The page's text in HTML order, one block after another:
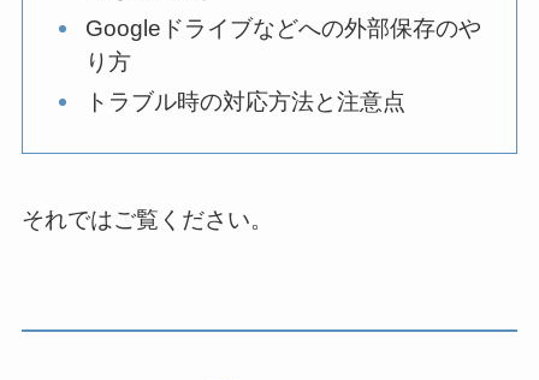
Googleドライブなどへの外部保存のや
り方
トラブル時の対応方法と注意点
それではご覧ください。